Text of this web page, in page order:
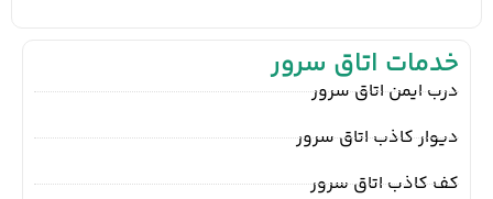
خدمات اتاق سرور
درب ایمن اتاق سرور
دیوار کاذب اتاق سرور
کف کاذب اتاق سرور